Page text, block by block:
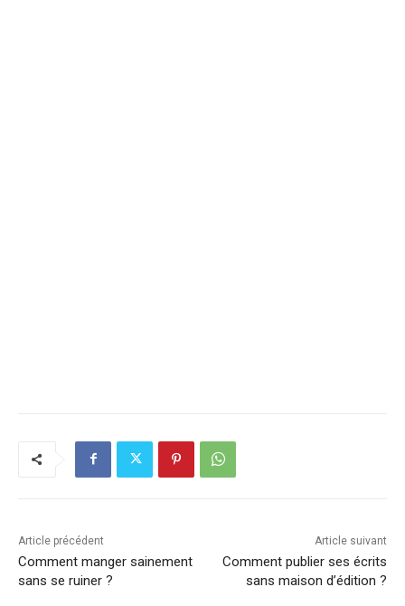
Article précédent
Comment manger sainement
sans se ruiner ?
Article suivant
Comment publier ses écrits
sans maison d’édition ?